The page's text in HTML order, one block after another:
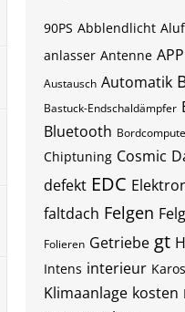
90PS Abblendlicht
anlasser Antenne APP
Austausch Automatik
Bastuck-Endschaldämpfer
Bluetooth
Chiptuning Cosmic
defekt EDC
faltdach Felgen
Folieren Getriebe gt
Intens interieur
Klimaanlage kosten